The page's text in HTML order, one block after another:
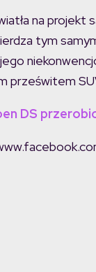
na
tym
prześwitem
DS